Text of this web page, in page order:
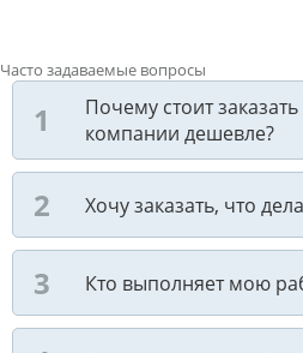
Часто задаваемые вопросы
Почему стоит заказать
компании дешевле?
Хочу заказать, что
Кто выполняет мою